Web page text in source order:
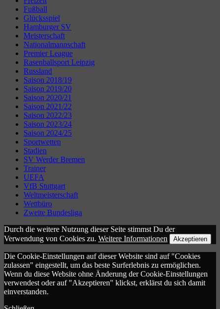
Fußball
Glücksspiel
Hamburger SV
Meisterschaft
Nationalmannschaft
Premier League
Rasenballsport Leipzig
Russland
Saison 2018/19
Saison 2019/20
Saison 2020/21
Saison 2021/22
Saison 2022/23
Saison 2023/24
Saison 2024/25
Sportwetten
Stadien
SV Werder Bremen
Trainer
UEFA
VfB Stuttgart
Weltmeisterschaft
Wettbüro
Zweite Bundesliga
Durch die weitere Nutzung dieser Seite stimmst Du der
Verwendung von Cookies zu. Weitere Informationen Akzeptieren
Die Cookie-Einstellungen auf dieser Website sind auf "Cookies
zulassen" eingestellt, um das beste Surferlebnis zu ermöglichen.
Wenn du diese Website ohne Änderung der Cookie-Einstellungen
verwendest oder auf "Akzeptieren" klickst, erklärst du sich damit
einverstanden.